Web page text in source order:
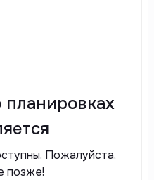
Пожалуйста,
позже!